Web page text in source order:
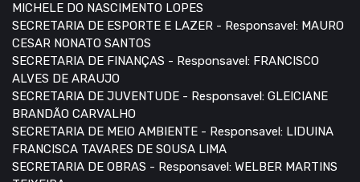
MICHELE DO NASCIMENTO LOPES
SECRETARIA DE ESPORTE E LAZER - Responsavel: MAURO
CESAR NONATO SANTOS
SECRETARIA DE FINANÇAS - Responsavel: FRANCISCO
ALVES DE ARAUJO
SECRETARIA DE JUVENTUDE - Responsavel: GLEICIANE
BRANDÃO CARVALHO
SECRETARIA DE MEIO AMBIENTE - Responsavel: LIDUINA
FRANCISCA TAVARES DE SOUSA LIMA
SECRETARIA DE OBRAS - Responsavel: WELBER MARTINS